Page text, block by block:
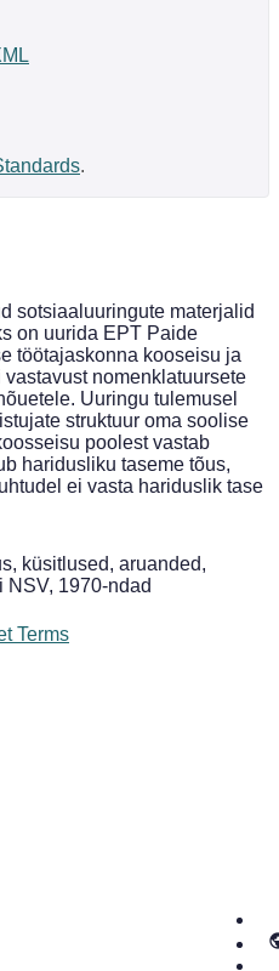
.
sotsiaaluuringute materjalid
on uurida EPT Paide
töötajaskonna kooseisu ja
nomenklatuursete
Uuringu tulemusel
struktuur oma soolise
poolest vastab
haridusliku taseme tõus,
ei vasta hariduslik tase
küsitlused, aruanded,
NSV, 1970-ndad
Terms